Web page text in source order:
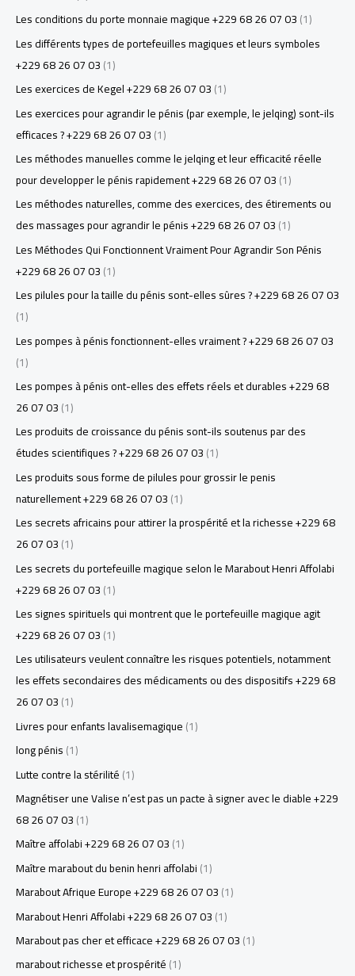
Les conditions du porte monnaie magique +229 68 26 07 03(1)
Les différents types de portefeuilles magiques et leurs symboles
+229 68 26 07 03(1)
Les exercices de Kegel +229 68 26 07 03(1)
Les exercices pour agrandir le pénis (par exemple, le jelqing) sont-ils
efficaces ? +229 68 26 07 03(1)
Les méthodes manuelles comme le jelqing et leur efficacité réelle
pour developper le pénis rapidement +229 68 26 07 03(1)
Les méthodes naturelles, comme des exercices, des étirements ou
des massages pour agrandir le pénis +229 68 26 07 03(1)
Les Méthodes Qui Fonctionnent Vraiment Pour Agrandir Son Pénis
+229 68 26 07 03(1)
Les pilules pour la taille du pénis sont-elles sûres ? +229 68 26 07 03
(1)
Les pompes à pénis fonctionnent-elles vraiment ? +229 68 26 07 03
(1)
Les pompes à pénis ont-elles des effets réels et durables +229 68
26 07 03(1)
Les produits de croissance du pénis sont-ils soutenus par des
études scientifiques ? +229 68 26 07 03(1)
Les produits sous forme de pilules pour grossir le penis
naturellement +229 68 26 07 03(1)
Les secrets africains pour attirer la prospérité et la richesse +229 68
26 07 03(1)
Les secrets du portefeuille magique selon le Marabout Henri Affolabi
+229 68 26 07 03(1)
Les signes spirituels qui montrent que le portefeuille magique agit
+229 68 26 07 03(1)
Les utilisateurs veulent connaître les risques potentiels, notamment
les effets secondaires des médicaments ou des dispositifs +229 68
26 07 03(1)
Livres pour enfants lavalisemagique(1)
long pénis(1)
Lutte contre la stérilité(1)
Magnétiser une Valise n’est pas un pacte à signer avec le diable +229
68 26 07 03(1)
Maître affolabi +229 68 26 07 03(1)
Maître marabout du benin henri affolabi(1)
Marabout Afrique Europe +229 68 26 07 03(1)
Marabout Henri Affolabi +229 68 26 07 03(1)
Marabout pas cher et efficace +229 68 26 07 03(1)
marabout richesse et prospérité(1)